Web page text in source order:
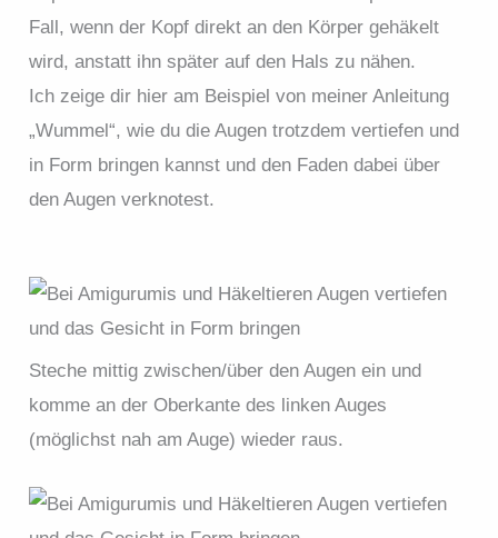
Fall, wenn der Kopf direkt an den Körper gehäkelt
wird, anstatt ihn später auf den Hals zu nähen.
Ich zeige dir hier am Beispiel von meiner Anleitung
„Wummel“, wie du die Augen trotzdem vertiefen und
in Form bringen kannst und den Faden dabei über
den Augen verknotest.
Steche mittig zwischen/über den Augen ein und
komme an der Oberkante des linken Auges
(möglichst nah am Auge) wieder raus.